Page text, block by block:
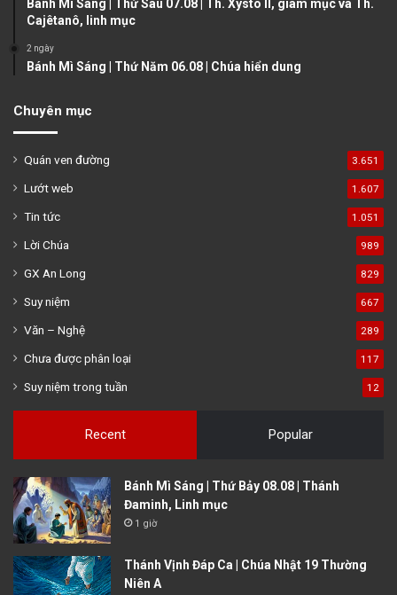
Bánh Mì Sáng | Thứ Sáu 07.08 | Th. Xystô II, giám mục và Th.
Cajêtanô, linh mục
2 ngày
Bánh Mì Sáng | Thứ Năm 06.08 | Chúa hiển dung
Chuyên mục
Quán ven đường 3.651
Lướt web 1.607
Tin tức 1.051
Lời Chúa 989
GX An Long 829
Suy niệm 667
Văn – Nghệ 289
Chưa được phân loại 117
Suy niệm trong tuần 12
Recent Popular
Bánh Mì Sáng | Thứ Bảy 08.08 | Thánh
Đaminh, Linh mục
1 giờ
Thánh Vịnh Đáp Ca | Chúa Nhật 19 Thường
Niên A